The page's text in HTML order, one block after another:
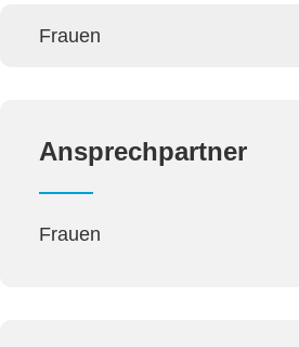
Frauen
Ansprechpartner
Frauen